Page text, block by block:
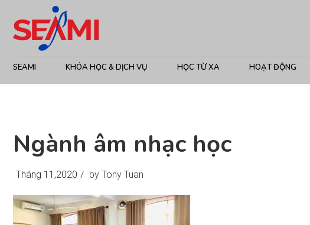
SEAMI KHÓA HỌC & DỊCH VỤ HỌC TỪ XA HOẠT ĐỘNG
Ngành âm nhạc học
Tháng 11,2020 / by Tony Tuan